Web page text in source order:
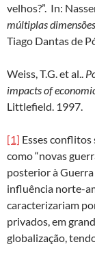
velhos?”. In:
múltiplas dimensões
Tiago Dantas de
Weiss, T.G. et al..
impacts of
Littlefield. 1997.
[1] Esses
como “novas
posterior à
influência norte-
caracterizariam
privados, em
globalização,